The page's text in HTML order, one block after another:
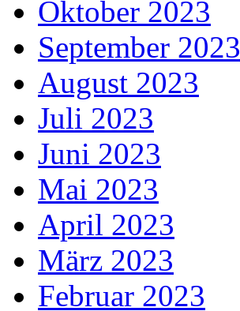
Oktober 2023
September 2023
August 2023
Juli 2023
Juni 2023
Mai 2023
April 2023
März 2023
Februar 2023